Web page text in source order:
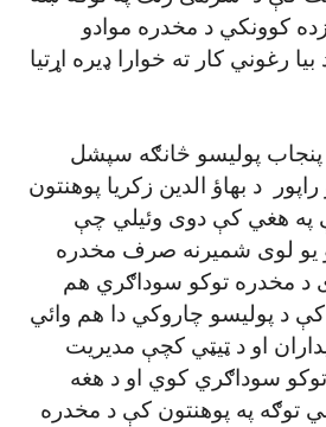
کوونکي د مخدره موادو
رغوني کار ته خوارا ډيره اړتيا
پوليسو څانګه سپشل
د بهاؤ الدين زکريا پوهنتون
په هغي کې دوی وئيلي چې
يو لوی شميرنه صرف مخدره
د مخدره توکو سوداګري هم
د پوليسو چاروکي دا هم وائي
او د ټيټي کچې مديريت
سوداګري کوي او د هغه
په پوهنتون کې د مخدره